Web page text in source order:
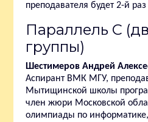
преподавателя будет 2-й раз
Параллель C
группы)
Шестимеров Андрей
Аспирант ВМК МГУ,
Мытищинской школы
член жюри Московской
олимпиады по информатике,